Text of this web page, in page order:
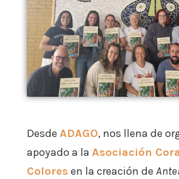
Desde ADAGO, nos llena de
apoyado a la Asociación
Colores en la creación de